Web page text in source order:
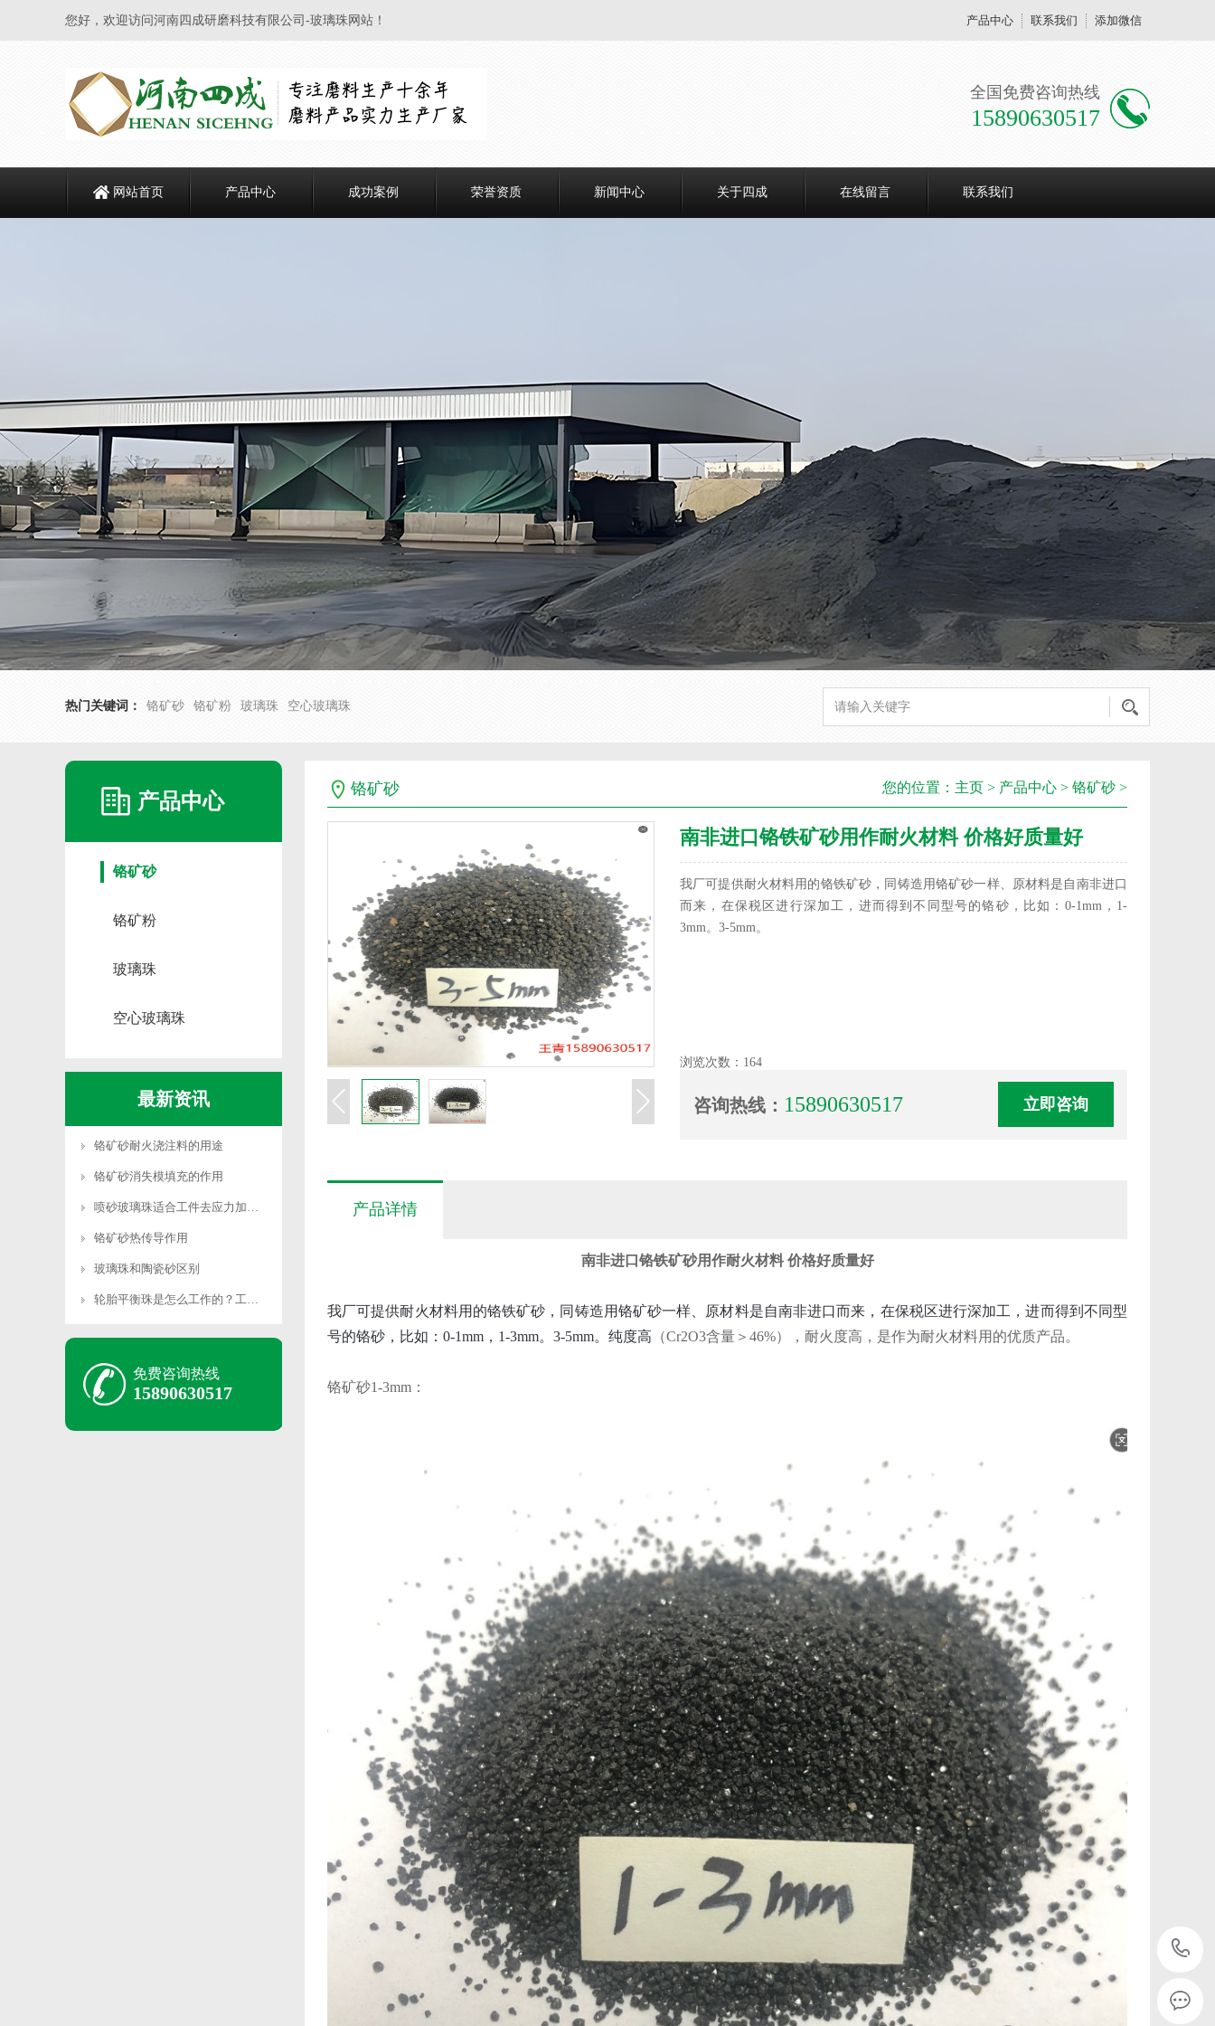
您好，欢迎访问河南四成研磨科技有限公司-玻璃珠网站！ 产品中心 联系我们 添加微信
全国免费咨询热线
15890630517
网站首页 产品中心 成功案例 荣誉资质 新闻中心 关于四成 在线留言 联系我们
热门关键词： 铬矿砂 铬矿粉 玻璃珠 空心玻璃珠
产品中心
铬矿砂
铬矿粉
玻璃珠
空心玻璃珠
最新资讯
铬矿砂耐火浇注料的用途
铬矿砂消失模填充的作用
喷砂玻璃珠适合工件去应力加工吗
铬矿砂热传导作用
玻璃珠和陶瓷砂区别
轮胎平衡珠是怎么工作的？工作原理是什么？
免费咨询热线
15890630517
铬矿砂 您的位置： 主页 > 产品中心 > 铬矿砂 >
南非进口铬铁矿砂用作耐火材料 价格好质量好
我厂可提供耐火材料用的铬铁矿砂，同铸造用铬矿砂一样、原材料是自南非进口
而来，在保税区进行深加工，进而得到不同型号的铬砂，比如：0-1mm，1-
3mm。3-5mm。
浏览次数： 164
咨询热线： 15890630517 立即咨询
产品详情
南非进口铬铁矿砂用作耐火材料 价格好质量好
我厂可提供耐火材料用的铬铁矿砂，同铸造用铬矿砂一样、原材料是自南非进口而来，在保税区进行深加工，进而得到不同型
号的铬砂，比如：0-1mm，1-3mm。3-5mm。纯度高 （Cr2O3含量＞46%），耐火度高，是作为耐火材料用的优质产品。
铬矿砂1-3mm：